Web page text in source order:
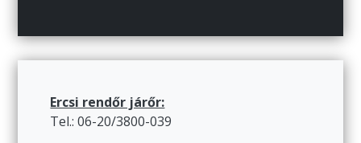
Ercsi rendőr járőr:
Tel.: 06-20/3800-039